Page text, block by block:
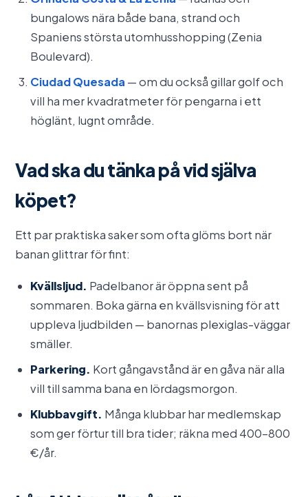
bungalows nära både bana, strand och
Spaniens största utomhusshopping (Zenia
Boulevard).
Ciudad Quesada — om du också gillar golf och
vill ha mer kvadratmeter för pengarna i ett
höglänt, lugnt område.
Vad ska du tänka på vid själva
köpet?
Ett par praktiska saker som ofta glöms bort när
banan glittrar för fint:
Kvällsljud. Padelbanor är öppna sent på
sommaren. Boka gärna en kvällsvisning för att
uppleva ljudbilden — banornas plexiglas-väggar
smäller.
Parkering. Kort gångavstånd är en gåva när alla
vill till samma bana en lördagsmorgon.
Klubbavgift. Många klubbar har medlemskap
som ger förtur till bra tider; räkna med 400–800
€/år.